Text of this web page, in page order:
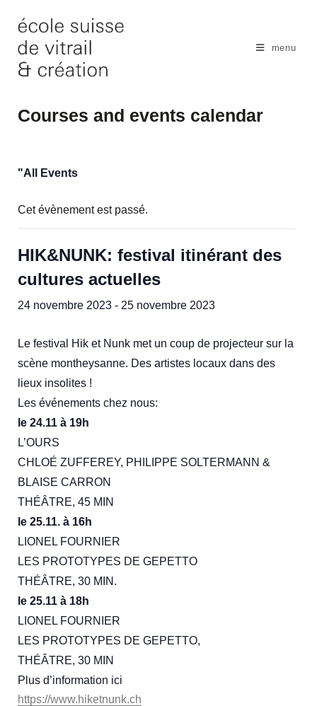
content
menu
Courses and events calendar
"All Events
Cet évènement est passé.
HIK&NUNK: festival itinérant des
cultures actuelles
24 novembre 2023 - 25 novembre 2023
Le festival Hik et Nunk met un coup de projecteur sur la
scène montheysanne. Des artistes locaux dans des
lieux insolites !
Les événements chez nous:
le 24.11 à 19h
L’OURS
CHLOÉ ZUFFEREY, PHILIPPE SOLTERMANN &
BLAISE CARRON
THÉÂTRE, 45 MIN
le 25.11. à 16h
LIONEL FOURNIER
LES PROTOTYPES DE GEPETTO
THÉÂTRE, 30 MIN.
le 25.11 à 18h
LIONEL FOURNIER
LES PROTOTYPES DE GEPETTO,
THÉÂTRE, 30 MIN
Plus d’information ici
https://www.hiketnunk.ch